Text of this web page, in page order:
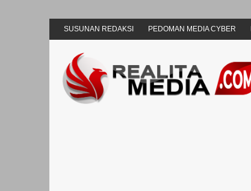
SUSUNAN REDAKSI PEDOMAN MEDIA CYBER